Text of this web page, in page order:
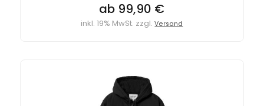
ab 99,90 €
inkl. 19% MwSt. zzgl.Versand